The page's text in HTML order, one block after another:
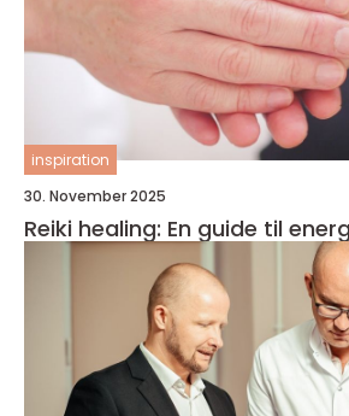
inspiration
30. November 2025
Reiki healing: En guide til